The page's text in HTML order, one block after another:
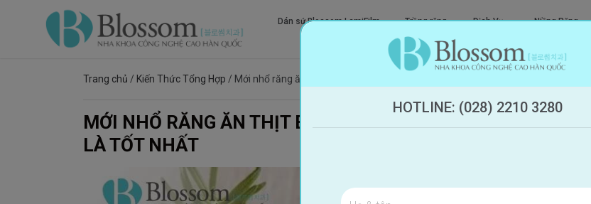
Dán sứ Blossom LamiFilm
Trồng răng
Implant
Dịch Vụ
Niềng Răng
Trang chủ / Kiến Thức Tổng Hợp / Mới nhổ răng ăn thịt bò được không? Kiêng bao lâu là tốt nhất
MỚI NHỔ RĂNG ĂN THỊT BÒ ĐƯỢC KHÔNG? KIÊNG BAO LÂU
LÀ TỐT NHẤT
HOTLINE: (028) 2210 3280